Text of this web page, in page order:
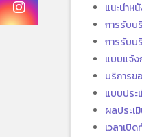
แนะนำห
การรับบ
การรับบ
แบบแจ้
บริการข
แบบประ
ผลประเ
เวลาเปิด